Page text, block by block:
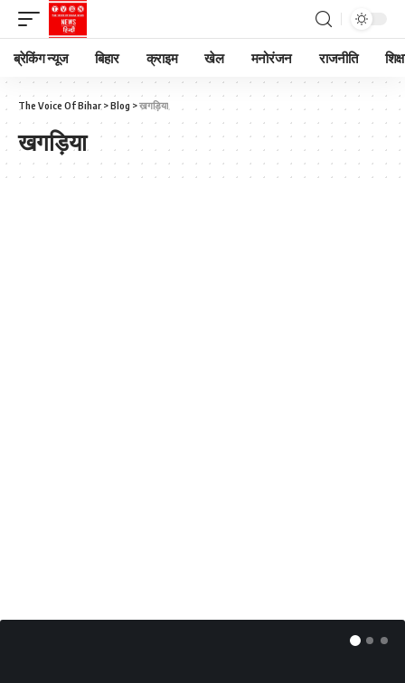
ब्रेकिंग न्यूज बिहार क्राइम खेल मनोरंजन राजनीति
The Voice Of Bihar >Blog >खगड़िया
खगड़िया